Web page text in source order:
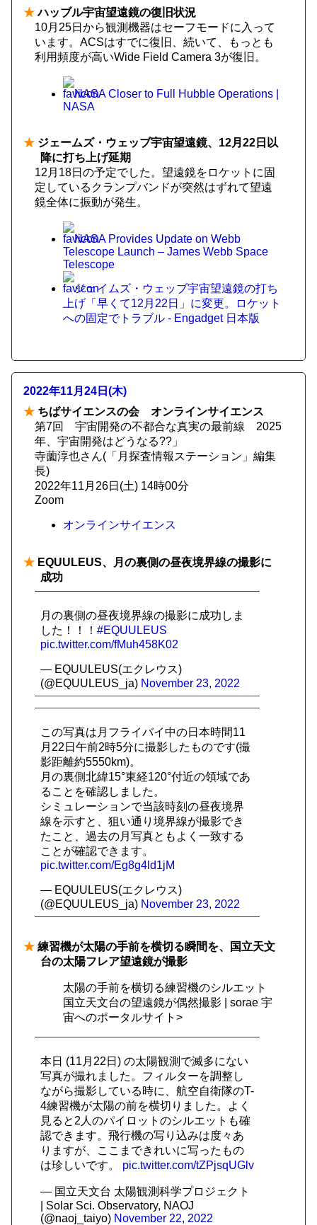
★ハッブル宇宙望遠鏡の復旧状況
10月25日から観測機器はセーフモードに入って
います。ACSはすでに復旧、続いて、もっとも
利用頻度が高いWide Field Camera 3が復旧。
NASA Closer to Full Hubble Operations |
NASA
★ ジェームズ・ウェッブ宇宙望遠鏡、12月22日以
降に打ち上げ延期
12月18日の予定でした。望遠鏡をロケットに固
定しているクランプバンドが突然はずれて望遠
鏡全体に振動が発生。
NASA Provides Update on Webb
Telescope Launch – James Webb Space
Telescope
ジェイムズ・ウェッブ宇宙望遠鏡の打ち
上げ「早くて12月22日」に変更。ロケット
への固定でトラブル - Engadget 日本版
2022年11月24日(木)
★ ちばサイエンスの会 オンラインサイエンス
第7回 宇宙開発の不都合な真実の最前線 2025
年、宇宙開発はどうなる??」
寺薗淳也さん(「月探査情報ステーション」編集
長)
2022年11月26日(土) 14時00分
Zoom
オンラインサイエンス
★ EQUULEUS、月の裏側の昼夜境界線の撮影に
成功
月の裏側の昼夜境界線の撮影に成功しま
した！！！ #EQUULEUS
pic.twitter.com/fMuh458K02
— EQUULEUS(エクレウス)
(@EQUULEUS_ja) November 23, 2022
この写真は月フライバイ中の日本時間11
月22日午前2時5分に撮影したものです(撮
影距離約5550km)。
月の裏側北緯15°東経120°付近の領域であ
ることを確認しました。
シミュレーションで当該時刻の昼夜境界
線を示すと、狙い通り境界線が撮影でき
たこと、過去の月写真ともよく一致する
ことが確認できます。
pic.twitter.com/Eg8g4ld1jM
— EQUULEUS(エクレウス)
(@EQUULEUS_ja) November 23, 2022
★ 練習機が太陽の手前を横切る瞬間を、国立天文
台の太陽フレア望遠鏡が撮影
太陽の手前を横切る練習機のシルエット
国立天文台の望遠鏡が偶然撮影 | sorae 宇
宙へのポータルサイト>
本日 (11月22日) の太陽観測で滅多にない
写真が撮れました。フィルターを調整し
ながら撮影している時に、航空自衛隊のT-
4練習機が太陽の前を横切りました。よく
見ると2人のパイロットのシルエットも確
認できます。飛行機の写り込みは度々あ
りますが、ここまできれいに写ったもの
は珍しいです。 pic.twitter.com/tZPjsqUGlv
— 国立天文台 太陽観測科学プロジェクト
| Solar Sci. Observatory, NAOJ
(@naoj_taiyo) November 22, 2022